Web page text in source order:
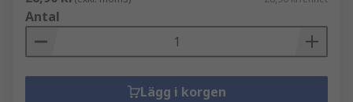
Antal
Lägg i korgen